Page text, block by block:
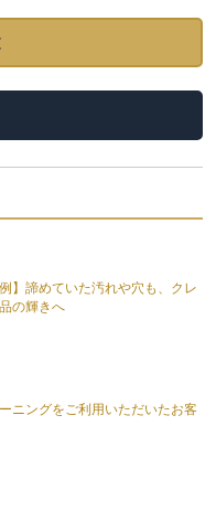
】諦めていた汚れや穴も、クレ
の輝きへ
ニングをご利用いただいたお客